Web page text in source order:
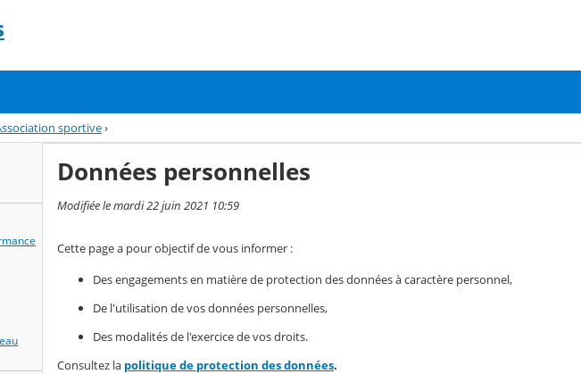
sportive›
Données personnelles
Modifiée le mardi 22 juin 2021 10:59
Cette page a pour objectif de vous informer :
Des engagements en matière de protection des données à caractère personnel,
De l'utilisation de vos données personnelles,
Des modalités de l'exercice de vos droits.
Consultez la politique de protection des données.